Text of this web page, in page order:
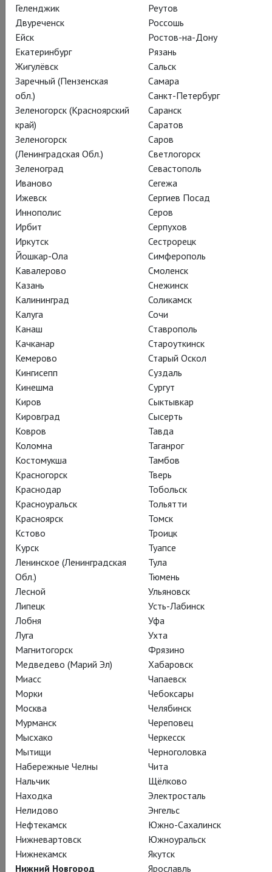
Вольфганг Амадей Моцарт
Курентзис: Моцарт
Currentzis conducts Mozart
Концерты греко-российского дирижёра Теодора
Курентзиса и его оркестра musicAeterna нередко больше
напоминают перформанс и священнодействие, чем просто
блестящую интерпретацию музыки, и неизменно становятся
яркими событиями в музыкальной жизни.
Поделиться:
Подписаться на рассылку
СОСТАВ
СПЕЦПРОЕКТ
КРАТКОЕ СОДЕРЖАНИЕ
КАДРЫ ТЕАТР
Действующие лица и исполнители
Дирижер
Теодор Курентзис
Надежда Павлова
Хор musicAeterna Оркестр musicAeterna
О фильме
На Зальцбургском фестивале-2021 оркестр musicAeterna
Геленджик
Двуреченск
Ейск
Екатеринбург
Жигулёвск
Заречный (Пензенская
обл.)
Зеленогорск (Красноярский
край)
Зеленогорск
(Ленинградская Обл.)
Зеленоград
Иваново
Ижевск
Иннополис
Ирбит
Иркутск
Йошкар-Ола
Кавалерово
Казань
Калининград
Калуга
Канаш
Качканар
Кемерово
Кингисепп
Кинешма
Киров
Кировград
Ковров
Коломна
Костомукша
Красногорск
Краснодар
Красноуральск
Красноярск
Кстово
Курск
Ленинское (Ленинградская
Обл.)
Лесной
Липецк
Лобня
Луга
Магнитогорск
Медведево (Марий Эл)
Миасс
Морки
Москва
Мурманск
Мысхако
Мытищи
Набережные Челны
Нальчик
Находка
Нелидово
Нефтекамск
Нижневартовск
Нижнекамск
Нижний Новгород
Реутов
Россошь
Ростов-на-Дону
Рязань
Сальск
Самара
Санкт-Петербург
Саранск
Саратов
Саров
Светлогорск
Севастополь
Сегежа
Сергиев Посад
Серов
Серпухов
Сестрорецк
Симферополь
Смоленск
Снежинск
Соликамск
Сочи
Ставрополь
Староуткинск
Старый Оскол
Суздаль
Сургут
Сыктывкар
Сысерть
Тавда
Таганрог
Тамбов
Тверь
Тобольск
Тольятти
Томск
Троицк
Туапсе
Тула
Тюмень
Ульяновск
Усть-Лабинск
Уфа
Ухта
Фрязино
Хабаровск
Чапаевск
Чебоксары
Челябинск
Череповец
Черкесск
Черноголовка
Чита
Щёлково
Электросталь
Энгельс
Южно-Сахалинск
Южноуральск
Якутск
Ярославль